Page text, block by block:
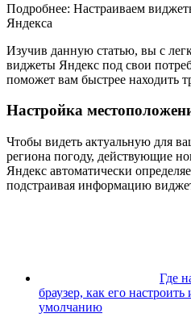
Подробнее: Настраиваем
Яндекса
Изучив данную статью, вы с
виджеты Яндекс под свои
поможет вам быстрее находить
Настройка
Чтобы видеть актуальную для
региона погоду, действующие
Яндекс автоматически
подстраивая информацию
Где
браузер, как его
умолчанию